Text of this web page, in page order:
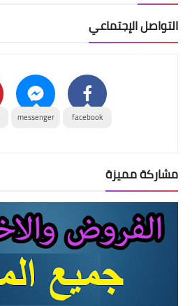
التواصل الإجتماعي
facebook
messenger
مشاركة مميزة